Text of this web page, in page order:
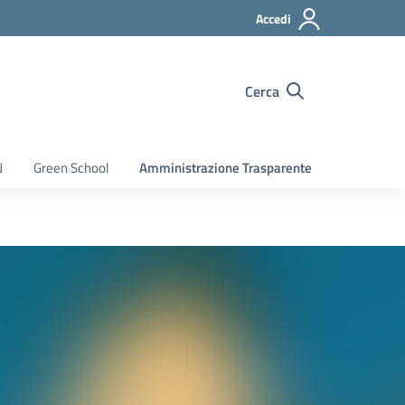
Accedi
Cerca
Green School Amministrazione Trasparente